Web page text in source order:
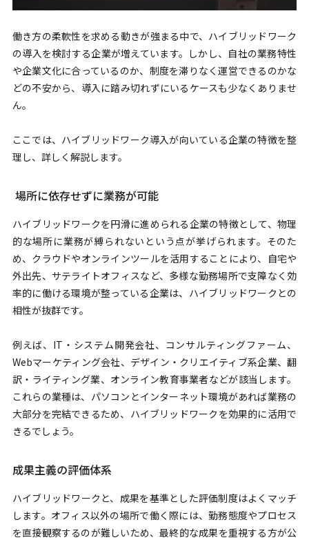
働き方の柔軟性を求める動きが強まる中で、ハイブリッドワーク
の導入を検討する企業が増えています。しかし、自社の業務特性
や企業文化に合っているのか、制度を滞りなく運営できるのかな
どの不安から、導入に踏み切れずにいるケースも少なくありませ
ん。
ここでは、ハイブリッドワーク導入が向いている企業の特徴を整
理し、詳しく解説します。
場所に依存せずに業務が可能
ハイブリッドワークを円滑に進められる企業の特徴として、物理
的な場所に業務が縛られないという点が挙げられます。そのた
め、クラウドやオンラインツールを活用することにより、自宅や
外出先、サテライトオフィスなど、多様な勤務場所で支障なく効
率的に働ける環境が整っている企業は、ハイブリッドワークとの
相性が抜群です。
例えば、IT・システム開発会社、コンサルティングファーム、
Webマーケティング会社、デザイン・クリエイティブ系企業、翻
訳・ライティング業、オンライン教育事業者などが該当します。
これらの業種は、パソコンとインターネット環境があれば業務の
大部分を完結できるため、ハイブリッドワークを効果的に活用で
きるでしょう。
成果主義の評価体系
ハイブリッドワークと、成果を基準とした評価制度はよくマッチ
します。オフィス以外の場所で働く際には、勤務態度やプロセス
を直接観察するのが難しいため、最終的な成果を重視する方が公